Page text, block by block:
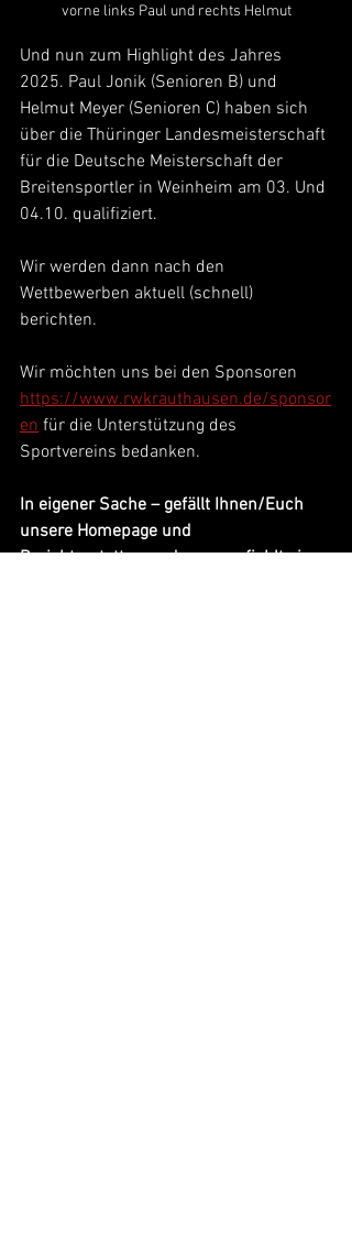
vorne links Paul und rechts Helmut
Und nun zum Highlight des Jahres
2025. Paul Jonik (Senioren B) und
Helmut Meyer (Senioren C) haben sich
über die Thüringer Landesmeisterschaft
für die Deutsche Meisterschaft der
Breitensportler in Weinheim am 03. Und
04.10. qualifiziert.
Wir werden dann nach den
Wettbewerben aktuell (schnell)
berichten.
Wir möchten uns bei den Sponsoren
https://www.rwkrauthausen.de/sponsor
en für die Unterstützung des
Sportvereins bedanken.
In eigener Sache – gefällt Ihnen/Euch
unsere Homepage und
Berichterstattung - dann empfiehlt sie